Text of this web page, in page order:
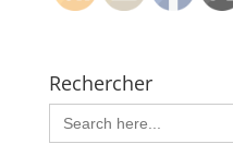
Rechercher
Search
for: